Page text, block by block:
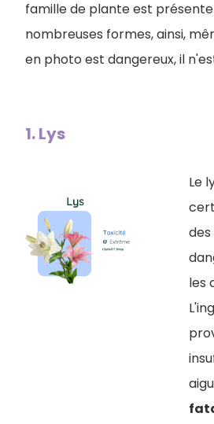
famille de plante est présente
nombreuses formes, ainsi,
en photo est dangereux, il
1. Lys
Le
les